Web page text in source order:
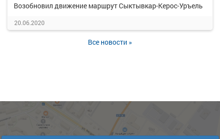
Возобновил движение маршрут Сыктывкар-Керос-Уръель
20.06.2020
Все новости »